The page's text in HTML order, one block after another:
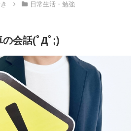
日常生活・勉強
の会話(ﾟДﾟ;)